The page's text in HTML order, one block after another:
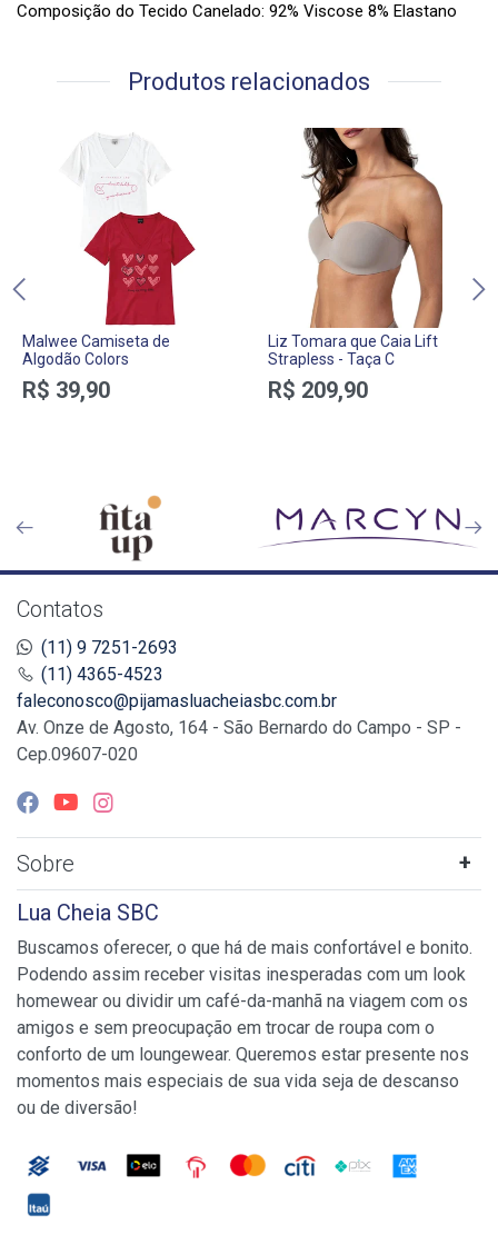
Composição do Tecido Canelado: 92% Viscose 8% Elastano
Produtos relacionados
Malwee Camiseta de
Algodão Colors
R$ 39,90
Liz Tomara que Caia Lift
Strapless - Taça C
R$ 209,90
Contatos
(11) 9 7251-2693
(11) 4365-4523
faleconosco@pijamasluacheiasbc.com.br
Av. Onze de Agosto, 164 - São Bernardo do Campo - SP -
Cep.09607-020
Sobre
Lua Cheia SBC
Buscamos oferecer, o que há de mais confortável e bonito.
Podendo assim receber visitas inesperadas com um look
homewear ou dividir um café-da-manhã na viagem com os
amigos e sem preocupação em trocar de roupa com o
conforto de um loungewear. Queremos estar presente nos
momentos mais especiais de sua vida seja de descanso
ou de diversão!